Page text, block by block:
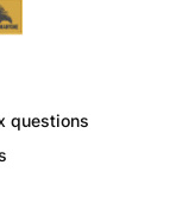
dans sa
frappe
de
questions